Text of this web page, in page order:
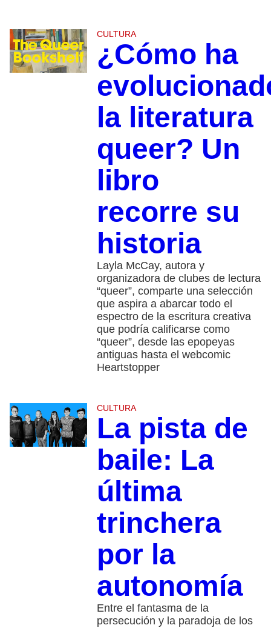
CULTURA
¿Cómo ha
la literatura
queer? Un
libro
recorre su
historia
Layla McCay, autora y
organizadora de clubes de lectura
“queer”, comparte una selección
que aspira a abarcar todo el
espectro de la escritura creativa
que podría calificarse como
“queer”, desde las epopeyas
antiguas hasta el webcomic
Heartstopper
CULTURA
La pista de
baile: La
última
trinchera
por la
autonomía
Entre el fantasma de la
persecución y la paradoja de los